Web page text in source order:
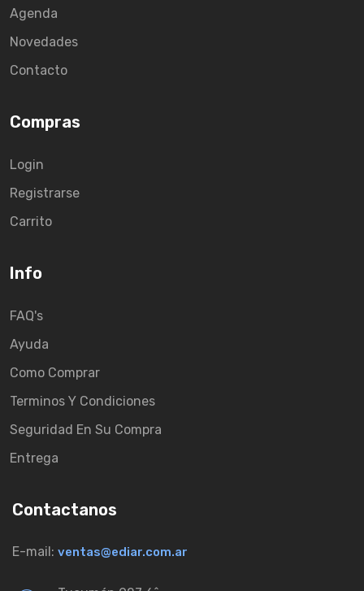
Agenda
Novedades
Contacto
Compras
Login
Registrarse
Carrito
Info
FAQ's
Ayuda
Como Comprar
Terminos Y Condiciones
Seguridad En Su Compra
Entrega
Contactanos
E-mail: ventas@ediar.com.ar